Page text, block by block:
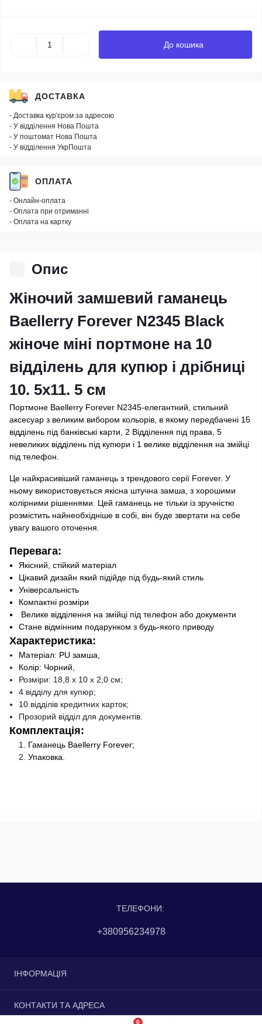
0
До кошика
ДОСТАВКА
- Доставка кур'єром за адресою
- У відділення Нова Пошта
- У поштомат Нова Пошта
- У відділення УкрПошта
ОПЛАТА
- Онлайн-оплата
- Оплата при отриманні
- Оплата на картку
Опис
Жіночий замшевий гаманець
Baellerry Forever N2345 Black
жіноче міні портмоне на 10
відділень для купюр і дрібниці
10. 5х11. 5 см
Портмоне Baellerry Forever N2345-елегантний, стильний
аксесуар з великим вибором кольорів, в якому передбачені 15
відділень під банківські карти, 2 Відділення під права, 5
невеликих відділень під купюри і 1 велике відділення на змійці
під телефон.
Це найкрасивіший гаманець з трендового серії Forever. У
ньому використовується якісна штучна замша, з хорошими
колірними рішеннями. Цей гаманець не тільки із зручністю
розмістить найнеобхідніше в собі, він буде звертати на себе
увагу вашого оточення.
Перевага:
Якісний, стійкий матеріал
Цікавий дизайн який підійде під будь-який стиль
Універсальність
Компактні розміри
Велике відділення на змійці під телефон або документи
Стане відмінним подарунком з будь-якого приводу
Характеристика:
Матеріал: PU замша,
Колір: Чорний,
Розміри: 18,8 х 10 х 2,0 см;
4 відділу для купюр;
10 відділів кредитних карток;
Прозорий відділ для документів.
Комплектація:
Гаманець Baellerry Forever;
Упаковка.
ТЕЛЕФОНИ:
+380956234978
ІНФОРМАЦІЯ
Повернення та обмін
КОНТАКТИ ТА АДРЕСА